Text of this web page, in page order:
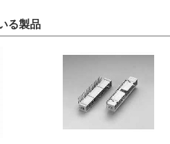
る製品